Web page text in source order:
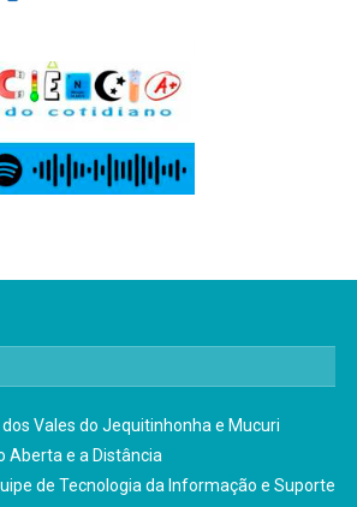
Vales do Jequitinhonha e Mucuri
Aberta e a Distância
de Tecnologia da Informação e Suporte